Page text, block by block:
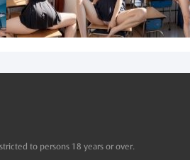
to persons 18 years or over.